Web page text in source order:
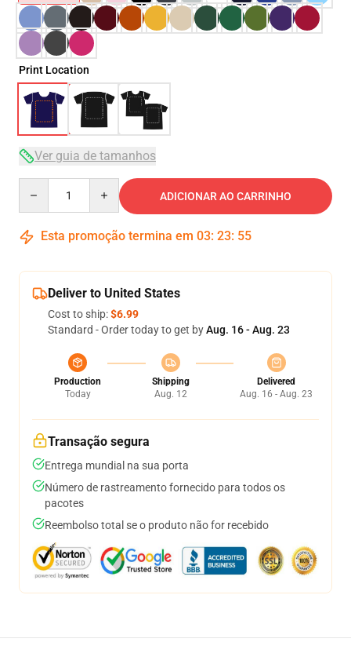
Print Location
Ver guia de tamanhos
ADICIONAR AO CARRINHO
Esta promoção termina em 03: 23: 54
Deliver to United States
Cost to ship:$6.99
Standard - Order today to get byAug. 16 - Aug. 23
Production
Today
Shipping
Aug. 12
Delivered
Aug. 16 - Aug. 23
Transação segura
Entrega mundial na sua porta
Número de rastreamento fornecido para todos os
pacotes
Reembolso total se o produto não for recebido